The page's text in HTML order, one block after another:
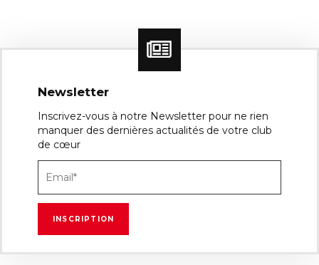
Newsletter
Inscrivez-vous à notre Newsletter pour ne rien
manquer des dernières actualités de votre club
de cœur